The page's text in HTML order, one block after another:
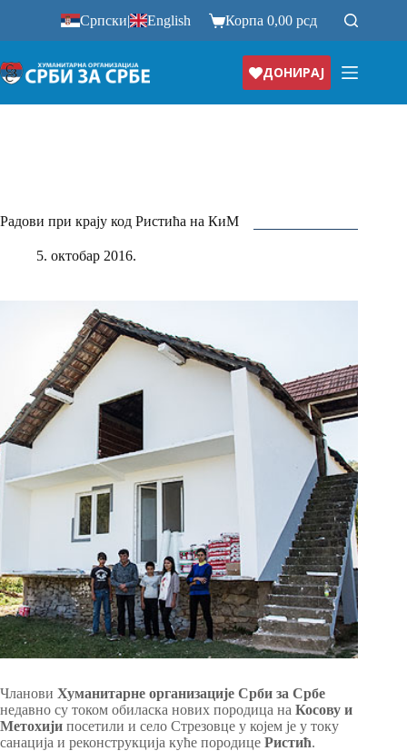
Српски| English Корпа0,00рсд
ДОНИРАЈ
Радови при крају код Ристића на КиМ
5. октобар 2016.
Чланови Хуманитарне организације Срби за Србе
недавно су током обиласка нових породица на Косову и
Метохији посетили и село Стрезовце у којем је у току
санација и реконструкција куће породице Ристић.